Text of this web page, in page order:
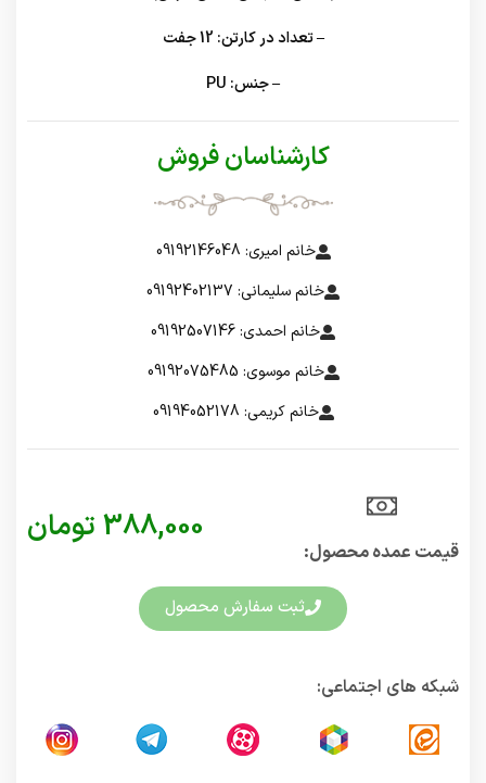
– تعداد در کارتن: 12 جفت
– جنس: PU
کارشناسان فروش
خانم امیری: 09192146048
خانم سلیمانی: 09192402137
خانم احمدی: 09192507146
خانم موسوی: 09192075485
خانم کریمی: 09194052178
قیمت عمده محصول:​
388,000 تومان
ثبت سفارش محصول
شبکه های اجتماعی: